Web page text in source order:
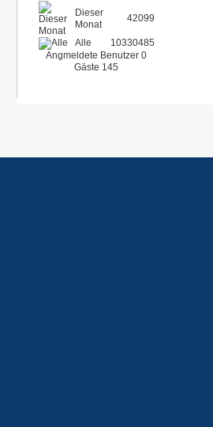
Dieser
Monat
42099
Alle
10330485
Angmeldete Benutzer 0
Gäste 145